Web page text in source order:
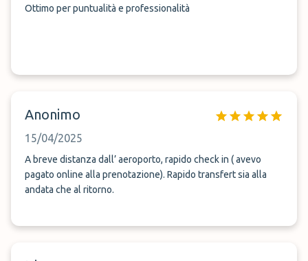
Ottimo per puntualità e professionalità
Anonimo
15/04/2025
A breve distanza dall’ aeroporto, rapido check in ( avevo
pagato online alla prenotazione). Rapido transfert sia alla
andata che al ritorno.